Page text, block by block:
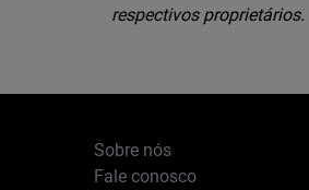
respectivos proprietários.
Sobre nós
Fale conosco